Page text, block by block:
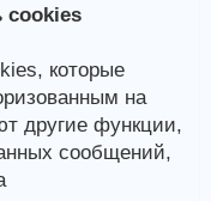
cookies
которые
на
другие функции,
сообщений,